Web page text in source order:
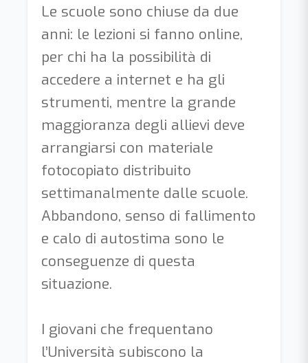
Le scuole sono chiuse da due
anni: le lezioni si fanno online,
per chi ha la possibilità di
accedere a internet e ha gli
strumenti, mentre la grande
maggioranza degli allievi deve
arrangiarsi con materiale
fotocopiato distribuito
settimanalmente dalle scuole.
Abbandono, senso di fallimento
e calo di autostima sono le
conseguenze di questa
situazione.
I giovani che frequentano
l’Università subiscono la